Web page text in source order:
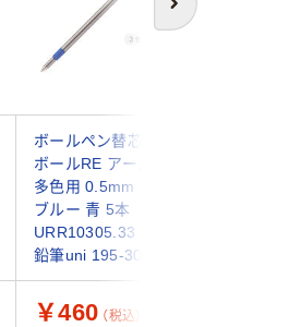
次へ
ボールペン替芯 ユニ
ボールRE アールイー
多色用 0.5mm 中字
ブルー 青 5本
URR10305.33 三菱
鉛筆uni 195-3036
￥460 （税込）